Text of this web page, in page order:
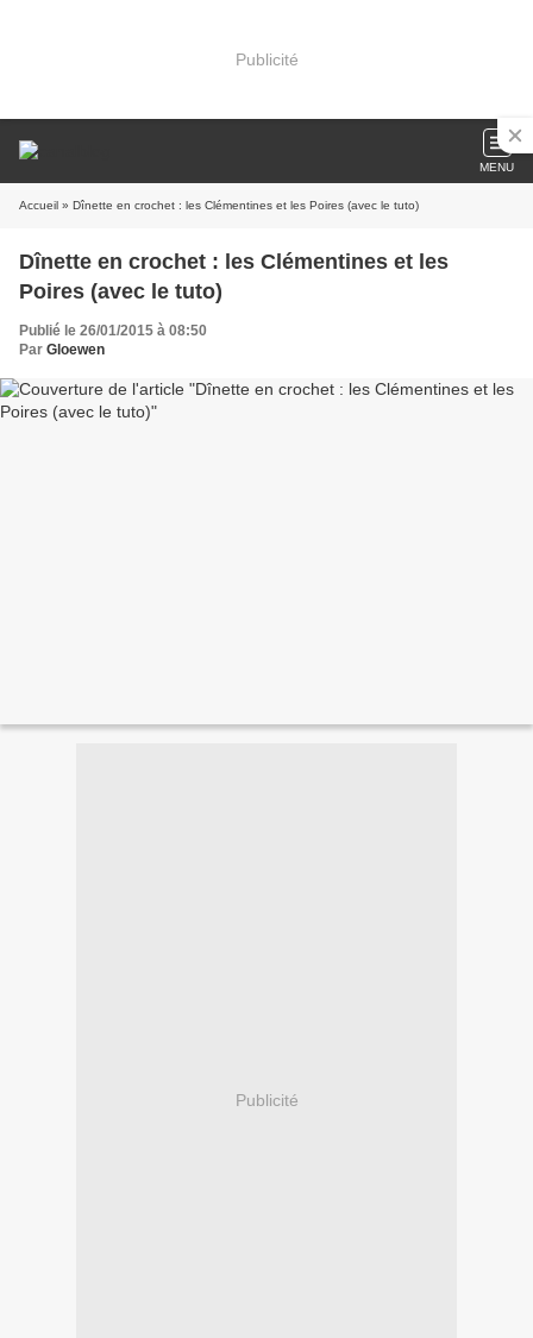
Publicité
MENU
Accueil » Dînette en crochet : les Clémentines et les Poires (avec le tuto)
Dînette en crochet : les Clémentines et les
Poires (avec le tuto)
Publié le 26/01/2015 à 08:50
Par Gloewen
Publicité